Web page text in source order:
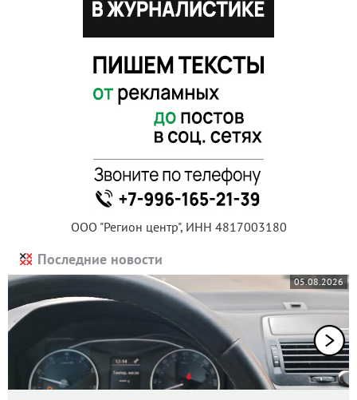
ООО "Регион центр", ИНН 4817003180
Последние новости
05.08.2026